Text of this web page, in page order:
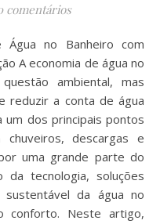
comentários
A economia de água no
ambiental, mas
reduzir a conta de água
um dos principais pontos
descargas e
uma grande parte do
da tecnologia, soluções
da água no
conforto. Neste artigo,